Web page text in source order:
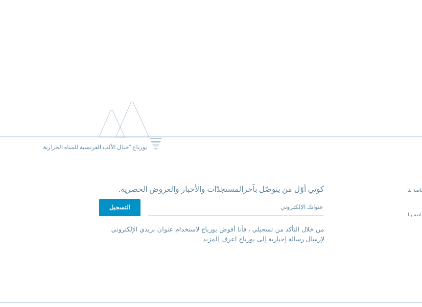
يورياج "جبال الألب الفرنسية للمياه الحرارية
بنا
بنا
كوني أوّل من يتوصّل بآخرالمستجدّات والأخبار والعروض الحصرية.
عنوانك الإلكتروني
من خلال التأكد من تسجيلي ، فأنا أفوض يورياج لاستخدام عنوان بريدي الإلكتروني
لإرسال رسالة إخبارية إلى يورياج
اعرف المزيد